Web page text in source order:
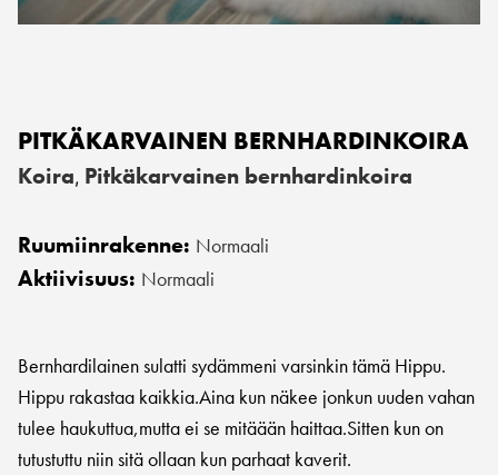
PITKÄKARVAINEN BERNHARDINKOIRA
Koira, Pitkäkarvainen bernhardinkoira
Ruumiinrakenne: Normaali
Aktiivisuus: Normaali
Bernhardilainen sulatti sydämmeni varsinkin tämä Hippu.
Hippu rakastaa kaikkia.Aina kun näkee jonkun uuden vahan
tulee haukuttua,mutta ei se mitäään haittaa.Sitten kun on
tutustuttu niin sitä ollaan kun parhaat kaverit.